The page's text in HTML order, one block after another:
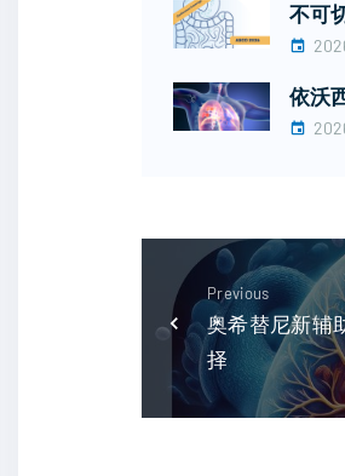
不可
依沃
Previous
奥希替尼新辅
择